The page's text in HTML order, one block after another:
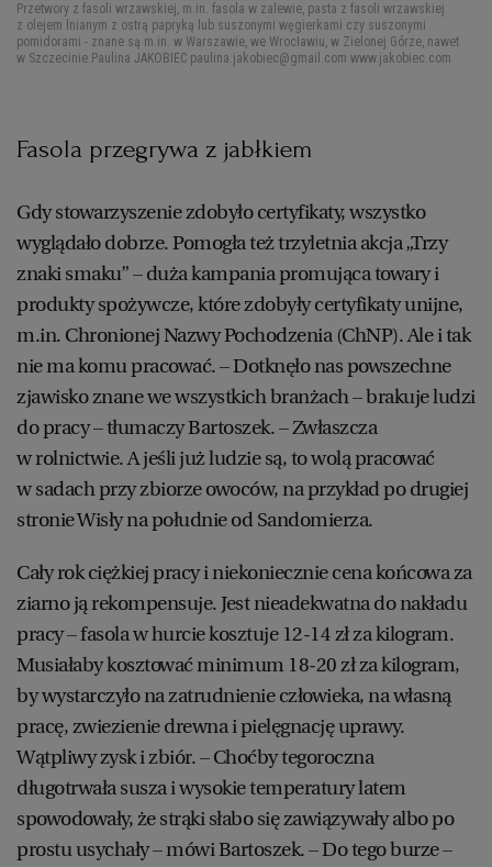
Przetwory z fasoli wrzawskiej, m.in. fasola w zalewie, pasta z fasoli wrzawskiej
z olejem lnianym z ostrą papryką lub suszonymi węgierkami czy suszonymi
pomidorami - znane są m.in. w Warszawie, we Wrocławiu, w Zielonej Górze, nawet
w Szczecinie. Paulina JAKOBIEC paulina.jakobiec@gmail.com www.jakobiec.com
Fasola przegrywa z jabłkiem
Gdy stowarzyszenie zdobyło certyfikaty, wszystko
wyglądało dobrze. Pomogła też trzyletnia akcja „Trzy
znaki smaku” – duża kampania promująca towary i
produkty spożywcze, które zdobyły certyfikaty unijne,
m.in. Chronionej Nazwy Pochodzenia (ChNP). Ale i tak
nie ma komu pracować. – Dotknęło nas powszechne
zjawisko znane we wszystkich branżach – brakuje ludzi
do pracy – tłumaczy Bartoszek. – Zwłaszcza
w rolnictwie. A jeśli już ludzie są, to wolą pracować
w sadach przy zbiorze owoców, na przykład po drugiej
stronie Wisły na południe od Sandomierza.
Cały rok ciężkiej pracy i niekoniecznie cena końcowa za
ziarno ją rekompensuje. Jest nieadekwatna do nakładu
pracy – fasola w hurcie kosztuje 12-14 zł za kilogram.
Musiałaby kosztować minimum 18-20 zł za kilogram,
by wystarczyło na zatrudnienie człowieka, na własną
pracę, zwiezienie drewna i pielęgnację uprawy.
Wątpliwy zysk i zbiór. – Choćby tegoroczna
długotrwała susza i wysokie temperatury latem
spowodowały, że strąki słabo się zawiązywały albo po
prostu usychały – mówi Bartoszek. – Do tego burze –